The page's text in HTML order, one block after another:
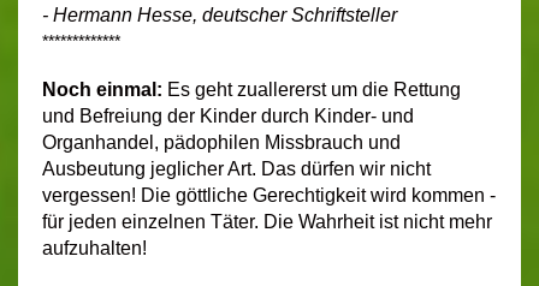
- Hermann Hesse, deutscher Schriftsteller
*************
Noch einmal: Es geht zuallererst um die Rettung
und Befreiung der Kinder durch Kinder- und
Organhandel, pädophilen Missbrauch und
Ausbeutung jeglicher Art. Das dürfen wir nicht
vergessen! Die göttliche Gerechtigkeit wird kommen -
für jeden einzelnen Täter. Die Wahrheit ist nicht mehr
aufzuhalten!